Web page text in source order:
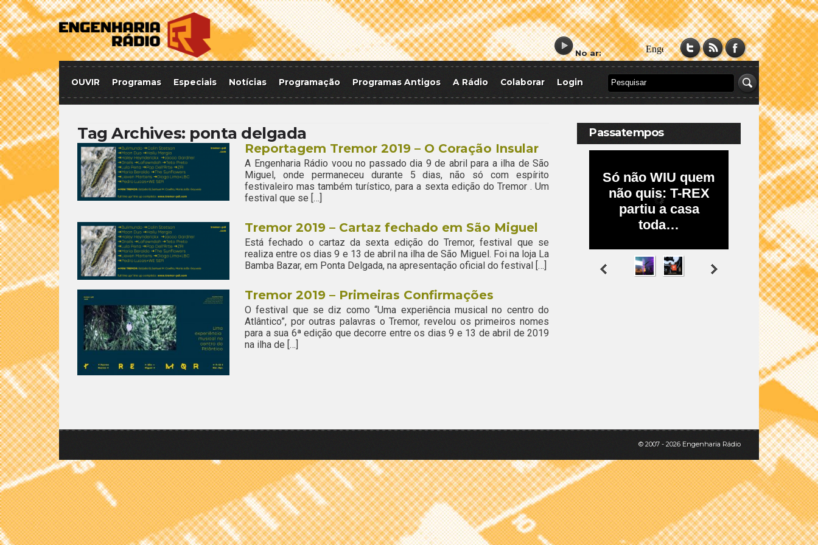
No ar:
OUVIR Programas Especiais Notícias Programação Programas Antigos A Rádio Colaborar Login
Tag Archives: ponta delgada
Reportagem Tremor 2019 – O Coração Insular
A Engenharia Rádio voou no passado dia 9 de abril para a ilha de São
Miguel, onde permaneceu durante 5 dias, não só com espírito
festivaleiro mas também turístico, para a sexta edição do Tremor . Um
festival que se […]
Tremor 2019 – Cartaz fechado em São Miguel
Está fechado o cartaz da sexta edição do Tremor, festival que se
realiza entre os dias 9 e 13 de abril na ilha de São Miguel. Foi na loja La
Bamba Bazar, em Ponta Delgada, na apresentação oficial do festival […]
Tremor 2019 – Primeiras Confirmações
O festival que se diz como “Uma experiência musical no centro do
Atlântico”, por outras palavras o Tremor, revelou os primeiros nomes
para a sua 6ª edição que decorre entre os dias 9 e 13 de abril de 2019
na ilha de […]
Passatempos
© 2007 - 2026 Engenharia Rádio